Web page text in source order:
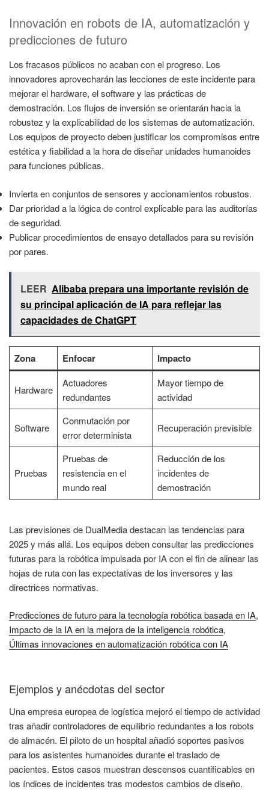
Innovación en robots de IA, automatización y
predicciones de futuro
Los fracasos públicos no acaban con el progreso. Los
innovadores aprovecharán las lecciones de este incidente para
mejorar el hardware, el software y las prácticas de
demostración. Los flujos de inversión se orientarán hacia la
robustez y la explicabilidad de los sistemas de automatización.
Los equipos de proyecto deben justificar los compromisos entre
estética y fiabilidad a la hora de diseñar unidades humanoides
para funciones públicas.
Invierta en conjuntos de sensores y accionamientos robustos.
Dar prioridad a la lógica de control explicable para las auditorías
de seguridad.
Publicar procedimientos de ensayo detallados para su revisión
por pares.
LEER Alibaba prepara una importante revisión de
su principal aplicación de IA para reflejar las
capacidades de ChatGPT
Zona Enfocar Impacto
Hardware
Actuadores
redundantes
Mayor tiempo de
actividad
Software
Conmutación por
error determinista
Recuperación previsible
Pruebas
Pruebas de
resistencia en el
mundo real
Reducción de los
incidentes de
demostración
Las previsiones de DualMedia destacan las tendencias para
2025 y más allá. Los equipos deben consultar las predicciones
futuras para la robótica impulsada por IA con el fin de alinear las
hojas de ruta con las expectativas de los inversores y las
directrices normativas.
Predicciones de futuro para la tecnología robótica basada en IA,
Impacto de la IA en la mejora de la inteligencia robótica,
Últimas innovaciones en automatización robótica con IA
Ejemplos y anécdotas del sector
Una empresa europea de logística mejoró el tiempo de actividad
tras añadir controladores de equilibrio redundantes a los robots
de almacén. El piloto de un hospital añadió soportes pasivos
para los asistentes humanoides durante el traslado de
pacientes. Estos casos muestran descensos cuantificables en
los índices de incidentes tras modestos cambios de diseño.